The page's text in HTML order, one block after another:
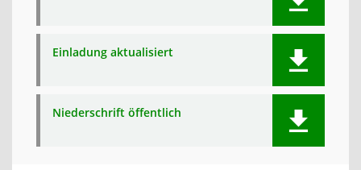
Einladung aktualisiert
Niederschrift öffentlich